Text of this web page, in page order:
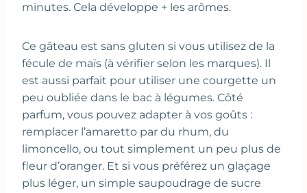
minutes. Cela développe + les arômes.
Ce gâteau est sans gluten si vous utilisez de la
fécule de maïs (à vérifier selon les marques). Il
est aussi parfait pour utiliser une courgette un
peu oubliée dans le bac à légumes. Côté
parfum, vous pouvez adapter à vos goûts :
remplacer l’amaretto par du rhum, du
limoncello, ou tout simplement un peu plus de
fleur d’oranger. Et si vous préférez un glaçage
plus léger, un simple saupoudrage de sucre